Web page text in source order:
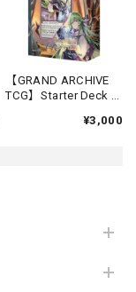
【GRAND ARCHIVE
TCG】Starter Deck -
Ashes】《英語版》
¥3,000